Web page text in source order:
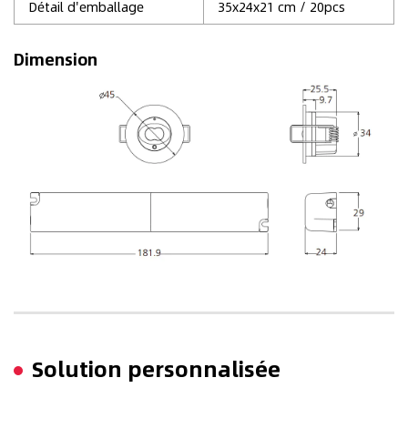
Détail d'emballage 35x24x21 cm / 20pcs
Dimension
Solution personnalisée